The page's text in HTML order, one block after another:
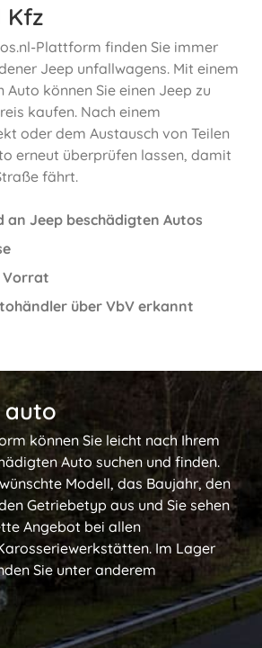
Kfz
Plattform finden Sie immer
Jeep unfallwagens. Mit einem
können Sie einen Jeep zu
kaufen. Nach einem
oder dem Austausch von Teilen
erneut überprüfen lassen, damit
fährt.
an Jeep beschädigten Autos
Vorrat
über VbV erkannt
auto
können Sie leicht nach Ihrem
Auto suchen und finden.
Modell, das Baujahr, den
Getriebetyp aus und Sie sehen
Angebot bei allen
Im Lager
Sie unter anderem